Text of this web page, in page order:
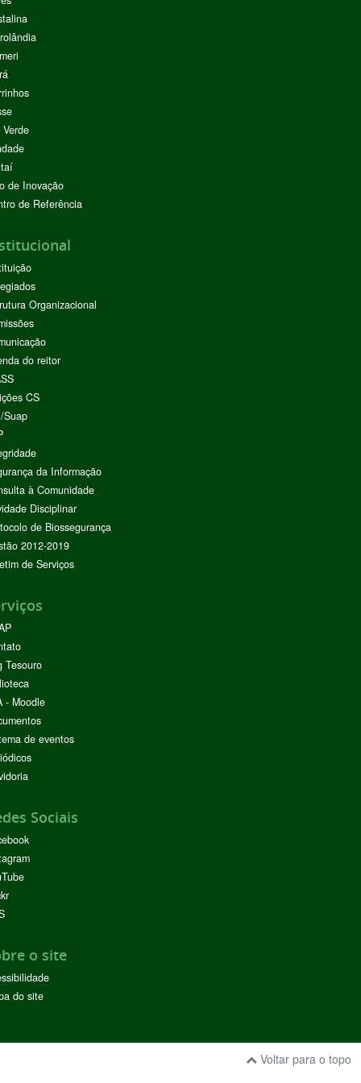
de Inovação
de Referência
Organizacional
do reitor
CS
Suap
da Informação
à Comunidade
Disciplinar
de Biossegurança
2012-2019
de Serviços
Tesouro
- Moodle
de eventos
Sociais
o site
do site
Voltar para o topo